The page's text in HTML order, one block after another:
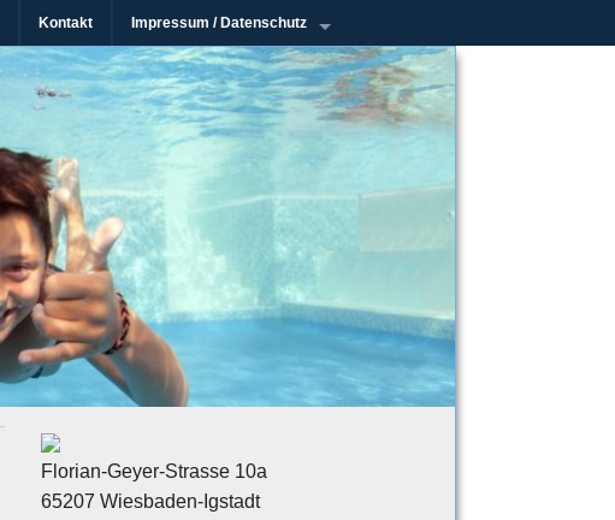
Kontakt Impressum / Datenschutz
Florian-Geyer-Strasse 10a
65207 Wiesbaden-Igstadt